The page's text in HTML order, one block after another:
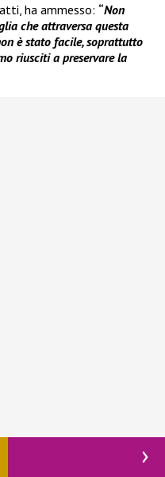
ha ammesso: “Non
che attraversa questa
è stato facile, soprattutto
riusciti a preservare la